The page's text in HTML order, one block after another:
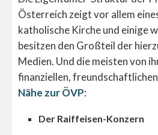
Österreich zeigt vor allem
katholische Kirche und einige
besitzen den Großteil der
Medien. Und die meisten von
finanziellen,
Nähe zur ÖVP:
Der Raiffeisen-Konzern